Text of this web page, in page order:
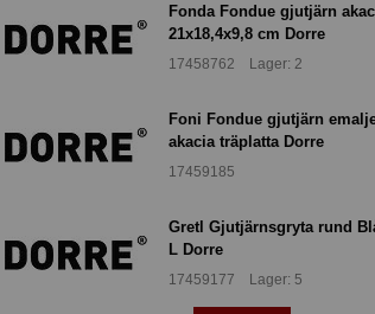
Fonda Fondue gjutjärn
21x18,4x9,8 cm Dorre
17458762 Lager: 2
Foni Fondue gjutjärn
akacia träplatta Dorre
17459185
Gretl Gjutjärnsgryta rund
L Dorre
17459177 Lager: 5